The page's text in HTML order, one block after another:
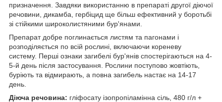
призначення. Завдяки використанню в препараті другої діючої
речовини, дикамба, гербіцид ще більш ефективний у боротьбі
зі стійкими широколистяними бур'янами.
Препарат добре поглинається листям та пагонами і
розподіляється по всій рослині, включаючи кореневу
систему. Перші ознаки загибелі бур'янів спостерігаються на 4-
5-й день після застосування. Рослини поступово жовтіють,
буріють та відмирають, а повна загибель настає на 14-17
день.
Діюча речовина: гліфосату ізопропіламінна сіль, 480 г/л +